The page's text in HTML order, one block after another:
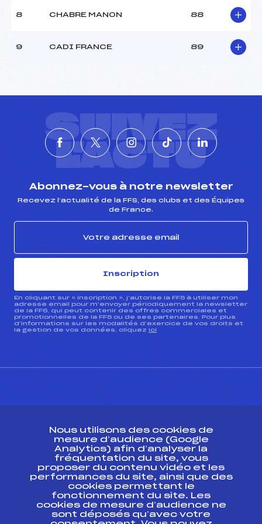
8 CHABRE MANON 88
9 CADI FRANCE 89
SUIVEZ
L'ACTU
Abonnez-vous à notre newsletter
Recevez l’actualité de la FFS, des clubs et des Équipes
de France.
Inscription
En cliquant sur « inscription », j’autorise la FFS à utiliser mon
adresse email pour m’envoyer périodiquement la newsletter
de la FFS, qui peut contenir des offres commerciales et
promotionnelles de la FFS ou de ses partenaires. Pour plus
d’informations sur les modalités d’exercice de vos droits et
la gestion de vos données, cliquez ici
Ressources
Pass’Neige
Projet sportif fédéral
Projet de performance fédéral
Antidopage
Nous utilisons des cookies de
mesure d’audience (Google
Analytics) afin d’analyser la
fréquentation du site, vous
proposer du contenu vidéo et les
performances du site, ainsi que des
cookies permettant le
fonctionnement du site. Les
cookies de mesure d’audience ne
sont déposés qu’avec votre